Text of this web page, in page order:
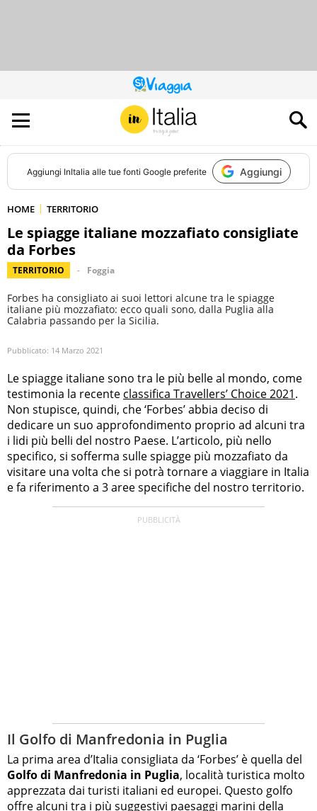
QUESTO
SITO
CONTRIBUISCE
ALL’AUDIENCE
DI
Aggiungi InItalia alle tue fonti Google preferite Aggiungi
HOME TERRITORIO
Le spiagge italiane mozzafiato consigliate
da Forbes
TERRITORIO Foggia
Forbes ha consigliato ai suoi lettori alcune tra le spiagge
italiane più mozzafiato: ecco quali sono, dalla Puglia alla
Calabria passando per la Sicilia.
Pubblicato: 14 Marzo 2021
Le spiagge italiane sono tra le più belle al mondo, come
testimonia la recente classifica Travellers’ Choice 2021.
Non stupisce, quindi, che ‘Forbes’ abbia deciso di
dedicare un suo approfondimento proprio ad alcuni tra
i lidi più belli del nostro Paese. L’articolo, più nello
specifico, si sofferma sulle spiagge più mozzafiato da
visitare una volta che si potrà tornare a viaggiare in Italia
e fa riferimento a 3 aree specifiche del nostro territorio.
Il Golfo di Manfredonia in Puglia
La prima area d’Italia consigliata da ‘Forbes’ è quella del
Golfo di Manfredonia in Puglia, località turistica molto
apprezzata dai turisti italiani ed europei. Questo golfo
offre alcuni tra i più suggestivi paesaggi marini della